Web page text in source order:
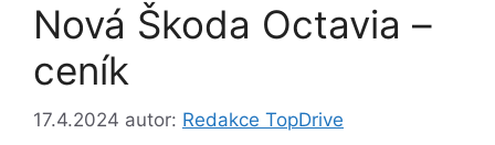
Nová Škoda Octavia –
ceník
17.4.2024 autor: Redakce TopDrive